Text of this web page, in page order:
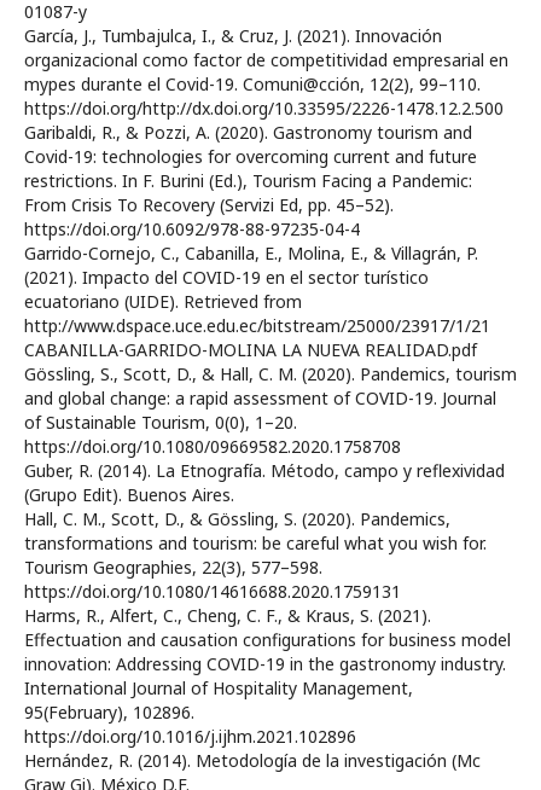
01087-y
García, J., Tumbajulca, I., & Cruz, J. (2021). Innovación
organizacional como factor de competitividad empresarial en
mypes durante el Covid-19. Comuni@cción, 12(2), 99–110.
https://doi.org/http://dx.doi.org/10.33595/2226-1478.12.2.500
Garibaldi, R., & Pozzi, A. (2020). Gastronomy tourism and
Covid-19: technologies for overcoming current and future
restrictions. In F. Burini (Ed.), Tourism Facing a Pandemic:
From Crisis To Recovery (Servizi Ed, pp. 45–52).
https://doi.org/10.6092/978-88-97235-04-4
Garrido-Cornejo, C., Cabanilla, E., Molina, E., & Villagrán, P.
(2021). Impacto del COVID-19 en el sector turístico
ecuatoriano (UIDE). Retrieved from
http://www.dspace.uce.edu.ec/bitstream/25000/23917/1/21
CABANILLA-GARRIDO-MOLINA LA NUEVA REALIDAD.pdf
Gössling, S., Scott, D., & Hall, C. M. (2020). Pandemics, tourism
and global change: a rapid assessment of COVID-19. Journal
of Sustainable Tourism, 0(0), 1–20.
https://doi.org/10.1080/09669582.2020.1758708
Guber, R. (2014). La Etnografía. Método, campo y reflexividad
(Grupo Edit). Buenos Aires.
Hall, C. M., Scott, D., & Gössling, S. (2020). Pandemics,
transformations and tourism: be careful what you wish for.
Tourism Geographies, 22(3), 577–598.
https://doi.org/10.1080/14616688.2020.1759131
Harms, R., Alfert, C., Cheng, C. F., & Kraus, S. (2021).
Effectuation and causation configurations for business model
innovation: Addressing COVID-19 in the gastronomy industry.
International Journal of Hospitality Management,
95(February), 102896.
https://doi.org/10.1016/j.ijhm.2021.102896
Hernández, R. (2014). Metodología de la investigación (Mc
Graw Gi). México D.F.